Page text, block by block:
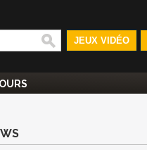
JEUX VIDÉO